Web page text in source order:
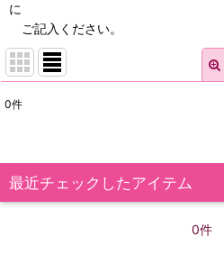
に
ご記入ください。
表示数:
在庫あり
0件
最近チェックしたアイテム
0件